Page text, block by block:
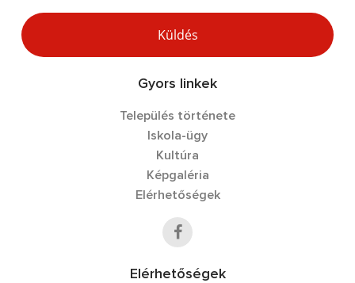
Küldés
Gyors linkek
Település története
Iskola-ügy
Kultúra
Képgaléria
Elérhetőségek
Elérhetőségek